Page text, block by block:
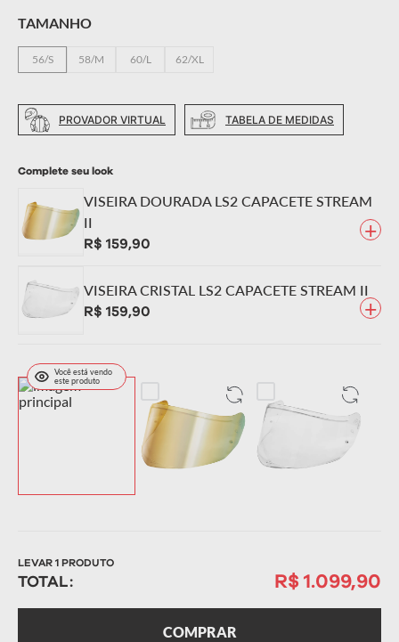
rápido e eficiente de troca de viseira.
TAMANHO
56/S 58/M 60/L 62/XL
PROVADOR VIRTUAL TABELA DE MEDIDAS
Complete seu look
VISEIRA DOURADA LS2 CAPACETE STREAM
II
R$ 159,90
+
VISEIRA CRISTAL LS2 CAPACETE STREAM II
R$ 159,90 +
LEVAR 1 PRODUTO
TOTAL: R$ 1.099,90
COMPRAR